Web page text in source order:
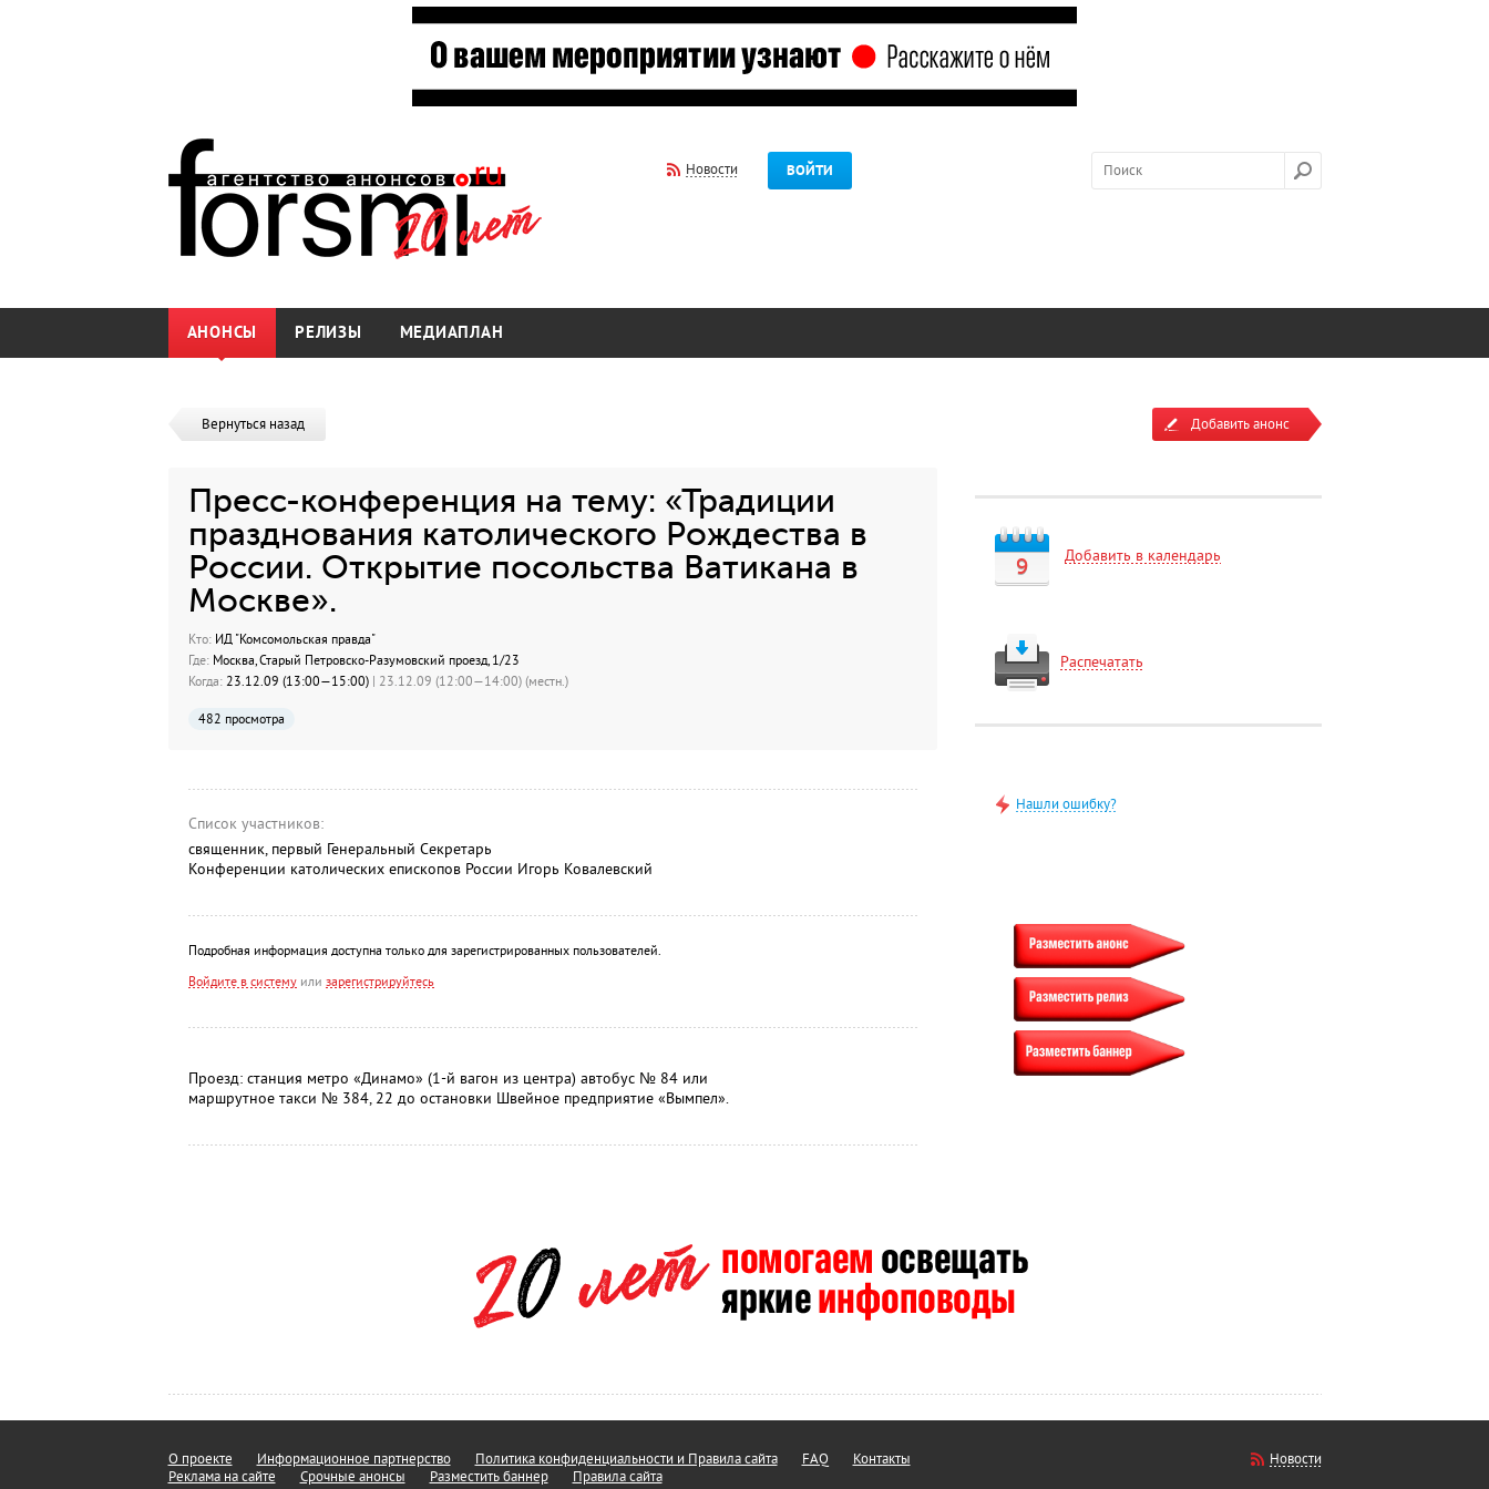
Новости ВОЙТИ
АНОНСЫ РЕЛИЗЫ МЕДИАПЛАН
Вернуться назад
Пресс-конференция на тему: «Традиции
празднования католического Рождества в
России. Открытие посольства Ватикана в
Москве».
Кто:ИД "Комсомольская правда"
Где:Москва, Старый Петровско-Разумовский проезд, 1/23
Когда:23.12.09 (13:00—15:00) | 23.12.09 (12:00—14:00) (местн.)
482 просмотра
Список участников:
священник, первый Генеральный Секретарь
Конференции католических епископов России Игорь Ковалевский
Подробная информация доступна только для зарегистрированных пользователей.
Войдите в системуили зарегистрируйтесь
Проезд: станция метро «Динамо» (1-й вагон из центра) автобус № 84 или
маршрутное такси № 384, 22 до остановки Швейное предприятие «Вымпел».
Добавить анонс
9 Добавить в календарь
Распечатать
Нашли ошибку?
О проекте Информационное партнерство Политика конфиденциальности и Правила сайта FAQ
Контакты
Реклама на сайте
Срочные анонсы Разместить баннер Правила сайта
Новости